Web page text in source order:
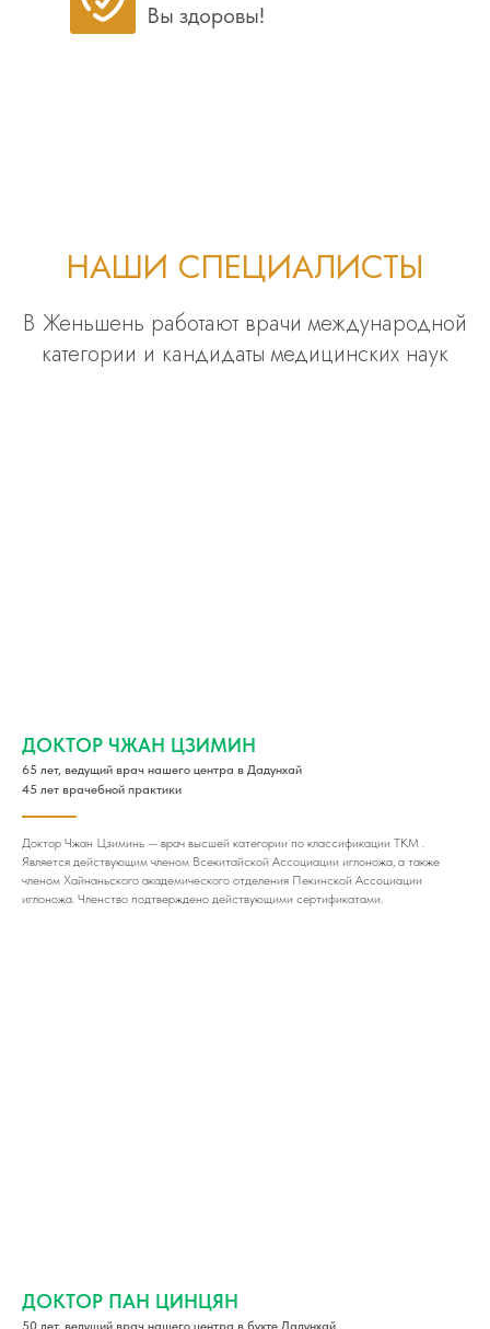
Вы здоровы!
НАШИ СПЕЦИАЛИСТЫ
В Женьшень работают врачи международной
категории и кандидаты медицинских наук
ДОКТОР ЧЖАН ЦЗИМИН
65 лет, ведущий врач нашего центра в Дадунхай
45 лет врачебной практики
Доктор Чжан Цзиминь — врач высшей категории по классификации ТКМ .
Является действующим членом Всекитайской Ассоциации иглоножа, а также
членом Хайнаньского академического отделения Пекинской Ассоциации
иглоножа. Членство подтверждено действующими сертификатами.
ДОКТОР ПАН ЦИНЦЯН
50 лет, ведущий врач нашего центра в бухте Дадунхай